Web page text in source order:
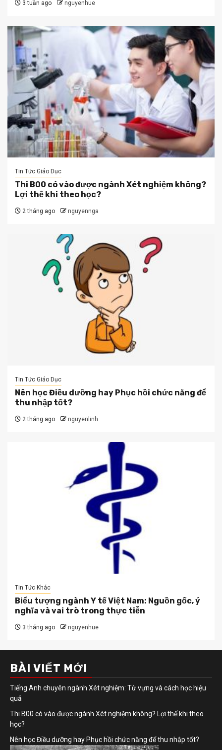
3 tuần ago nguyenhue
Tin Tức Giáo Dục
Thi B00 có vào được ngành Xét nghiệm không?
Lợi thế khi theo học?
2 tháng ago nguyennga
Tin Tức Giáo Dục
Nên học Điều dưỡng hay Phục hồi chức năng để
thu nhập tốt?
2 tháng ago nguyenlinh
Tin Tức Khác
Biểu tượng ngành Y tế Việt Nam: Nguồn gốc, ý
nghĩa và vai trò trong thực tiễn
3 tháng ago nguyenhue
BÀI VIẾT MỚI
Tiếng Anh chuyên ngành Xét nghiệm: Từ vựng và cách học hiệu
quả
Thi B00 có vào được ngành Xét nghiệm không? Lợi thế khi theo
học?
Nên học Điều dưỡng hay Phục hồi chức năng để thu nhập tốt?